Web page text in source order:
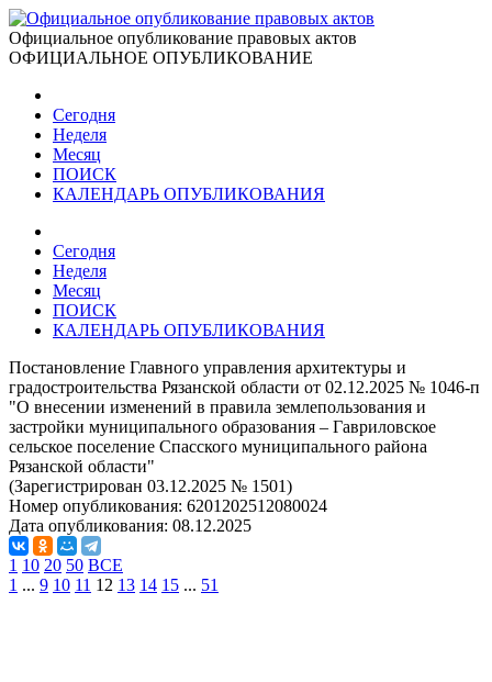
Официальное опубликование правовых актов
ОФИЦИАЛЬНОЕ ОПУБЛИКОВАНИЕ
Сегодня
Неделя
Месяц
ПОИСК
КАЛЕНДАРЬ ОПУБЛИКОВАНИЯ
Сегодня
Неделя
Месяц
ПОИСК
КАЛЕНДАРЬ ОПУБЛИКОВАНИЯ
Постановление Главного управления архитектуры и
градостроительства Рязанской области от 02.12.2025 № 1046-п
"О внесении изменений в правила землепользования и
застройки муниципального образования – Гавриловское
сельское поселение Спасского муниципального района
Рязанской области"
(Зарегистрирован 03.12.2025 № 1501)
Номер опубликования: 6201202512080024
Дата опубликования: 08.12.2025
1 10 20 50 ВСЕ
1 ... 9 10 11 12 13 14 15 ... 51